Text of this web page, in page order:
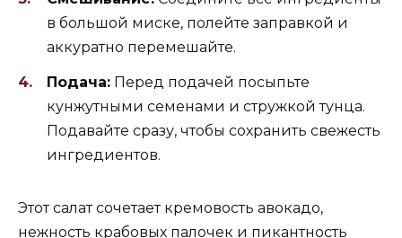
в большой миске, полейте заправкой и
аккуратно перемешайте.
Подача: Перед подачей посыпьте
кунжутными семенами и стружкой тунца.
Подавайте сразу, чтобы сохранить свежесть
ингредиентов.
Этот салат сочетает кремовость авокадо,
нежность крабовых палочек и пикантность